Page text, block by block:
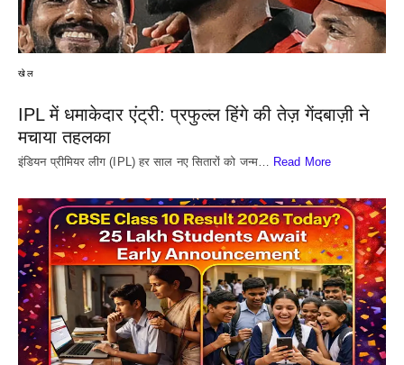
खेल
IPL में धमाकेदार एंट्री: प्रफुल्ल हिंगे की तेज़ गेंदबाज़ी ने
मचाया तहलका
इंडियन प्रीमियर लीग (IPL) हर साल नए सितारों को जन्म… Read More